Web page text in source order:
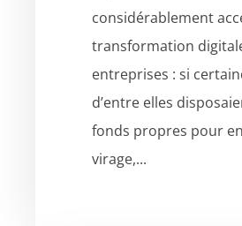
considérablement
transformation
entreprises : si
d’entre elles
fonds propres pour
virage,...